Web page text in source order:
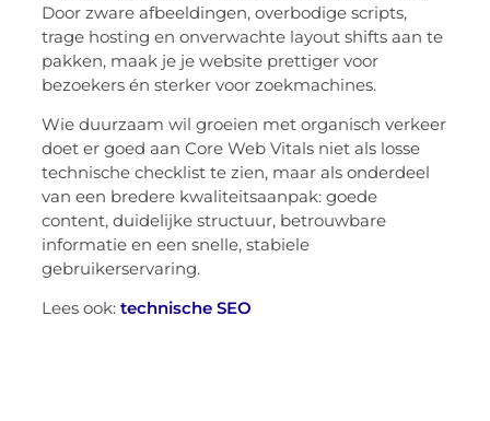
Door zware afbeeldingen, overbodige scripts,
trage hosting en onverwachte layout shifts aan te
pakken, maak je je website prettiger voor
bezoekers én sterker voor zoekmachines.
Wie duurzaam wil groeien met organisch verkeer
doet er goed aan Core Web Vitals niet als losse
technische checklist te zien, maar als onderdeel
van een bredere kwaliteitsaanpak: goede
content, duidelijke structuur, betrouwbare
informatie en een snelle, stabiele
gebruikerservaring.
Lees ook:technische SEO